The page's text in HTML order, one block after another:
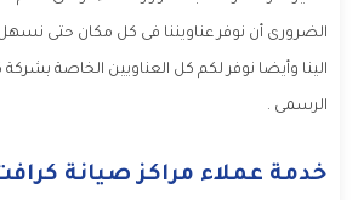
الضرورى أن نوفر عناويننا فى كل مكان حتى
الينا وأيضا نوفر لكم كل العناويين الخاصة
الرسمى .
خدمة عملاء مراكز صيانة